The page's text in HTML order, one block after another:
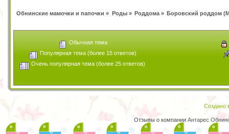
Обнинские мамочки и папочки » Роды» Роддома» Боровский роддом
Обычная тема
Популярная тема (более 15 ответов)
Очень популярная тема (более 25 ответов)
Создано
Отзывы о компании Антарес